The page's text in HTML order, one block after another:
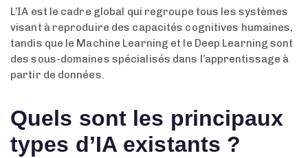
L’IA est le cadre global qui regroupe tous les systèmes
visant à reproduire des capacités cognitives humaines,
tandis que le Machine Learning et le Deep Learning sont
des sous-domaines spécialisés dans l’apprentissage à
partir de données.
Quels sont les principaux
types d’IA existants ?